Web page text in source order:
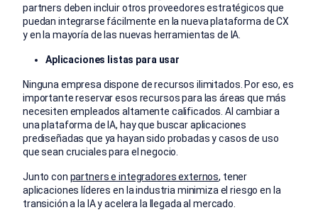
partners deben incluir otros proveedores estratégicos que
puedan integrarse fácilmente en la nueva plataforma de CX
y en la mayoría de las nuevas herramientas de IA.
Aplicaciones listas para usar
Ninguna empresa dispone de recursos ilimitados. Por eso, es
importante reservar esos recursos para las áreas que más
necesiten empleados altamente calificados. Al cambiar a
una plataforma de IA, hay que buscar aplicaciones
prediseñadas que ya hayan sido probadas y casos de uso
que sean cruciales para el negocio.
Junto con partners e integradores externos, tener
aplicaciones líderes en la industria minimiza el riesgo en la
transición a la IA y acelera la llegada al mercado.